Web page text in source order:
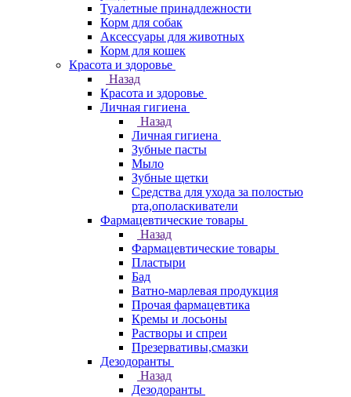
Туалетные принадлежности
Корм для собак
Аксессуары для животных
Корм для кошек
Красота и здоровье
Назад
Красота и здоровье
Личная гигиена
Назад
Личная гигиена
Зубные пасты
Мыло
Зубные щетки
Средства для ухода за полостью
рта,ополаскиватели
Фармацевтические товары
Назад
Фармацевтические товары
Пластыри
Бад
Ватно-марлевая продукция
Прочая фармацевтика
Кремы и лосьоны
Растворы и спреи
Презервативы,смазки
Дезодоранты
Назад
Дезодоранты